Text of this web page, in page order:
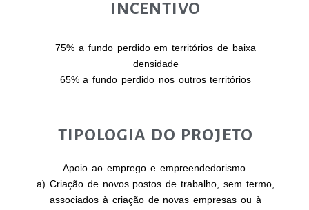
INCENTIVO
75% a fundo perdido em territórios de baixa
densidade
65% a fundo perdido nos outros territórios
TIPOLOGIA DO PROJETO
Apoio ao emprego e empreendedorismo.
a) Criação de novos postos de trabalho, sem termo,
associados à criação de novas empresas ou à